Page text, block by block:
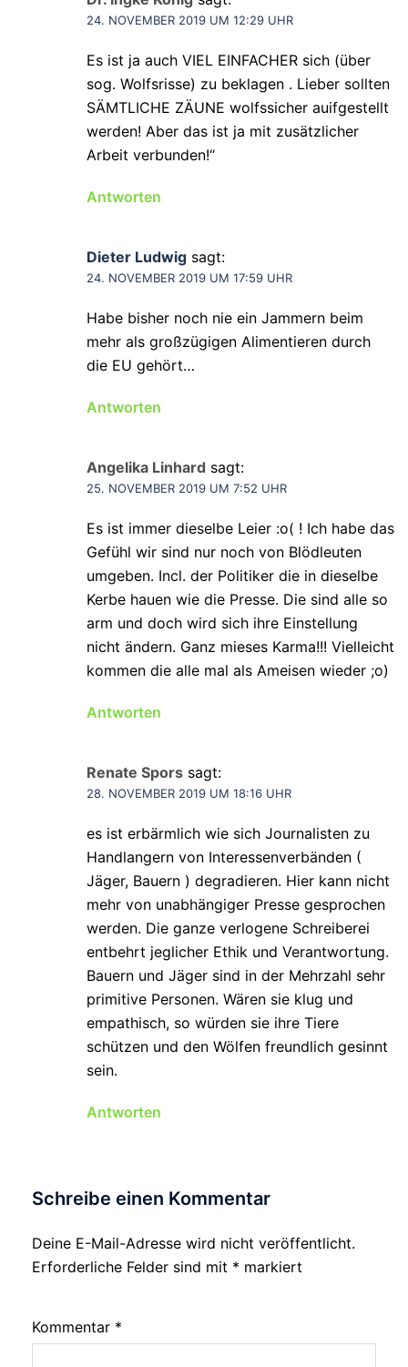
24. NOVEMBER 2019 UM 12:29 UHR
Es ist ja auch VIEL EINFACHER sich (über
sog. Wolfsrisse) zu beklagen . Lieber sollten
SÄMTLICHE ZÄUNE wolfssicher auifgestellt
werden! Aber das ist ja mit zusätzlicher
Arbeit verbunden!“
Antworten
Dieter Ludwig sagt:
24. NOVEMBER 2019 UM 17:59 UHR
Habe bisher noch nie ein Jammern beim
mehr als großzügigen Alimentieren durch
die EU gehört…
Antworten
Angelika Linhard sagt:
25. NOVEMBER 2019 UM 7:52 UHR
Es ist immer dieselbe Leier :o( ! Ich habe das
Gefühl wir sind nur noch von Blödleuten
umgeben. Incl. der Politiker die in dieselbe
Kerbe hauen wie die Presse. Die sind alle so
arm und doch wird sich ihre Einstellung
nicht ändern. Ganz mieses Karma!!! Vielleicht
kommen die alle mal als Ameisen wieder ;o)
Antworten
Renate Spors sagt:
28. NOVEMBER 2019 UM 18:16 UHR
es ist erbärmlich wie sich Journalisten zu
Handlangern von Interessenverbänden (
Jäger, Bauern ) degradieren. Hier kann nicht
mehr von unabhängiger Presse gesprochen
werden. Die ganze verlogene Schreiberei
entbehrt jeglicher Ethik und Verantwortung.
Bauern und Jäger sind in der Mehrzahl sehr
primitive Personen. Wären sie klug und
empathisch, so würden sie ihre Tiere
schützen und den Wölfen freundlich gesinnt
sein.
Antworten
Schreibe einen Kommentar
Deine E-Mail-Adresse wird nicht veröffentlicht.
Erforderliche Felder sind mit * markiert
Kommentar *